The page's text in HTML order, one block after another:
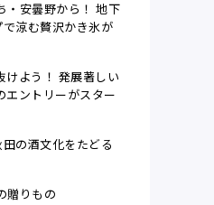
・安曇野から！ 地下
涼む贅沢かき氷が
けよう！ 発展著しい
エントリーがスター
の酒文化をたどる
贈りもの